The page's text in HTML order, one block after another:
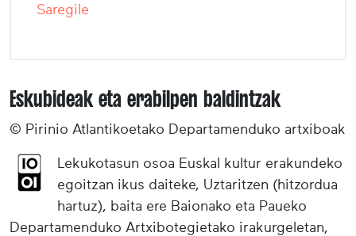
Saregile
Eskubideak eta erabilpen baldintzak
© Pirinio Atlantikoetako Departamenduko artxiboak
Lekukotasun osoa Euskal kultur erakundeko
egoitzan ikus daiteke, Uztaritzen (hitzordua
hartuz), baita ere Baionako eta Paueko
Departamenduko Artxibotegietako irakurgeletan,